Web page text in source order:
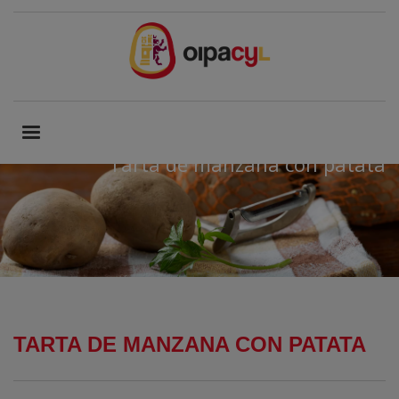
Tarta de manzana con patata
TARTA DE MANZANA CON PATATA